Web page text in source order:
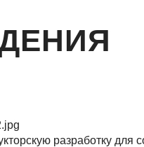
разработку для